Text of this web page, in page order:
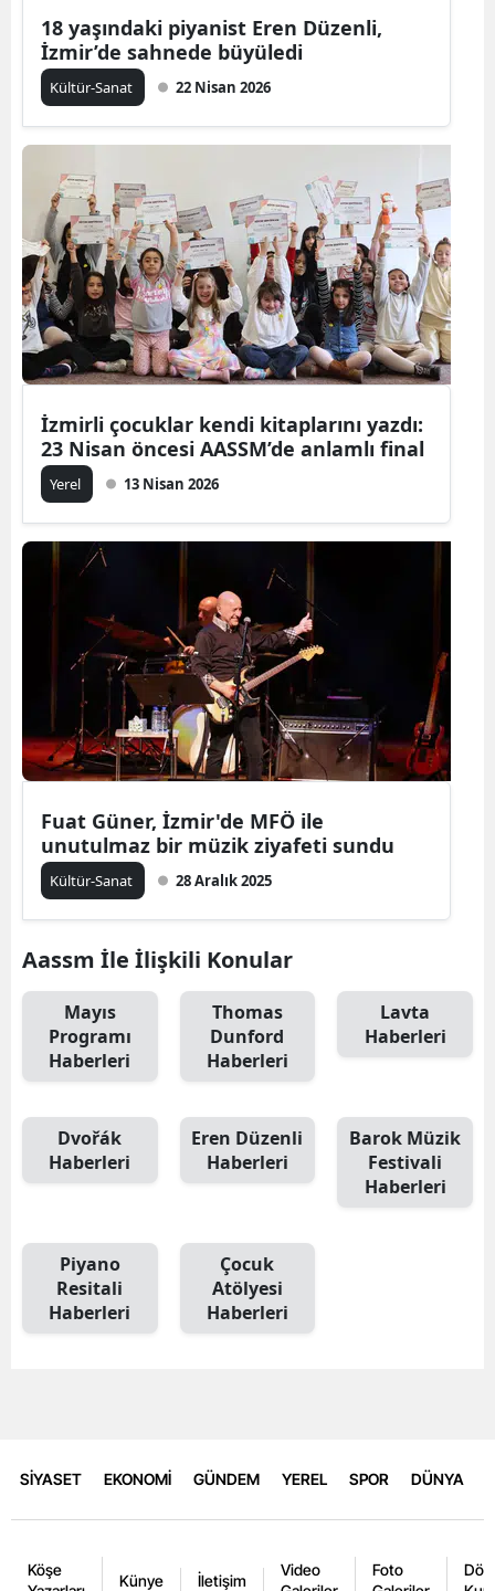
18 yaşındaki piyanist Eren Düzenli,
İzmir’de sahnede büyüledi
Kültür-Sanat 22 Nisan 2026
İzmirli çocuklar kendi kitaplarını yazdı:
23 Nisan öncesi AASSM’de anlamlı final
Yerel 13 Nisan 2026
Fuat Güner, İzmir'de MFÖ ile
unutulmaz bir müzik ziyafeti sundu
Kültür-Sanat 28 Aralık 2025
Aassm İle İlişkili Konular
Mayıs
Programı
Haberleri
Thomas
Dunford
Haberleri
Lavta
Haberleri
Dvořák
Haberleri
Eren Düzenli
Haberleri
Barok Müzik
Festivali
Haberleri
Piyano
Resitali
Haberleri
Çocuk
Atölyesi
Haberleri
SİYASET EKONOMİ GÜNDEM YEREL SPOR DÜNYA
Köşe
Künye İletişim
Video
Foto